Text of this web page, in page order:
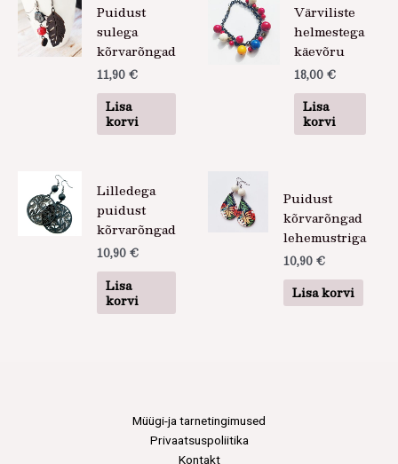
Puidust
sulega
kõrvarõngad
11,90 €
Lisa
korvi
Värviliste
helmestega
käevõru
18,00 €
Lisa
korvi
Lilledega
puidust
kõrvarõngad
10,90 €
Lisa
korvi
Puidust
kõrvarõngad
lehemustriga
10,90 €
Lisa korvi
Müügi-ja tarnetingimused
Privaatsuspoliitika
Kontakt